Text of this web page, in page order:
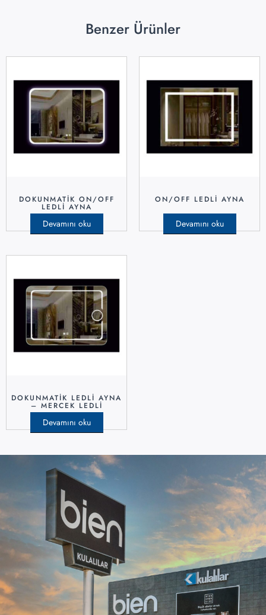
Benzer Ürünler
DOKUNMATIK ON/OFF
LEDLI AYNA
Devamını oku
ON/OFF LEDLI AYNA
Devamını oku
DOKUNMATIK LEDLI AYNA
– MERCEK LEDLI
Devamını oku